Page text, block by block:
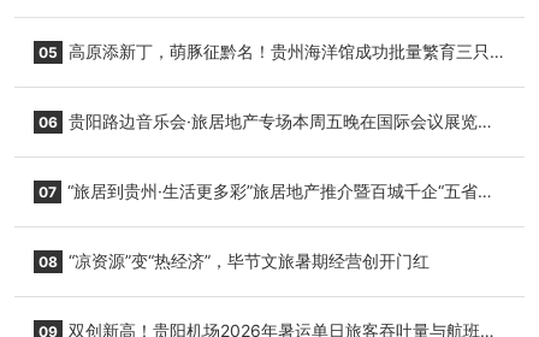
05 高原添新丁，萌豚征黔名！贵州海洋馆成功批量繁育三只
06 贵阳路边音乐会·旅居地产专场本周五晚在国际会议展览中
07 “旅居到贵州·生活更多彩”旅居地产推介暨百城千企“五省
08 “凉资源”变“热经济”，毕节文旅暑期经营创开门红
09 双创新高！贵阳机场2026年暑运单日旅客吞吐量与航班起